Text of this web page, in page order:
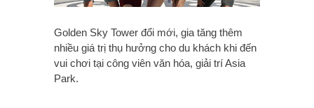
Golden Sky Tower đổi mới, gia tăng thêm
nhiều giá trị thụ hưởng cho du khách khi đến
vui chơi tại công viên văn hóa, giải trí Asia
Park.